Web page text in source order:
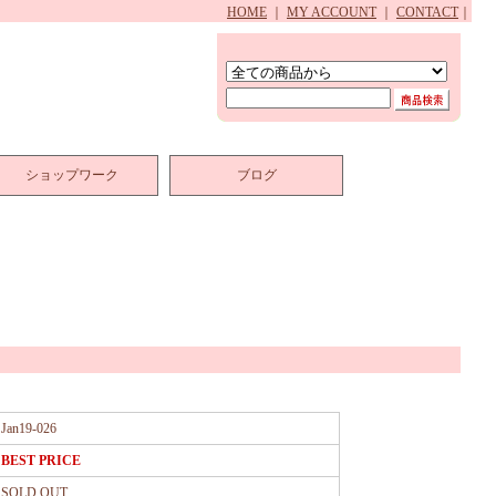
HOME MY ACCOUNT CONTACT
ショップワーク ブログ
Jan19-026
BEST PRICE
SOLD OUT